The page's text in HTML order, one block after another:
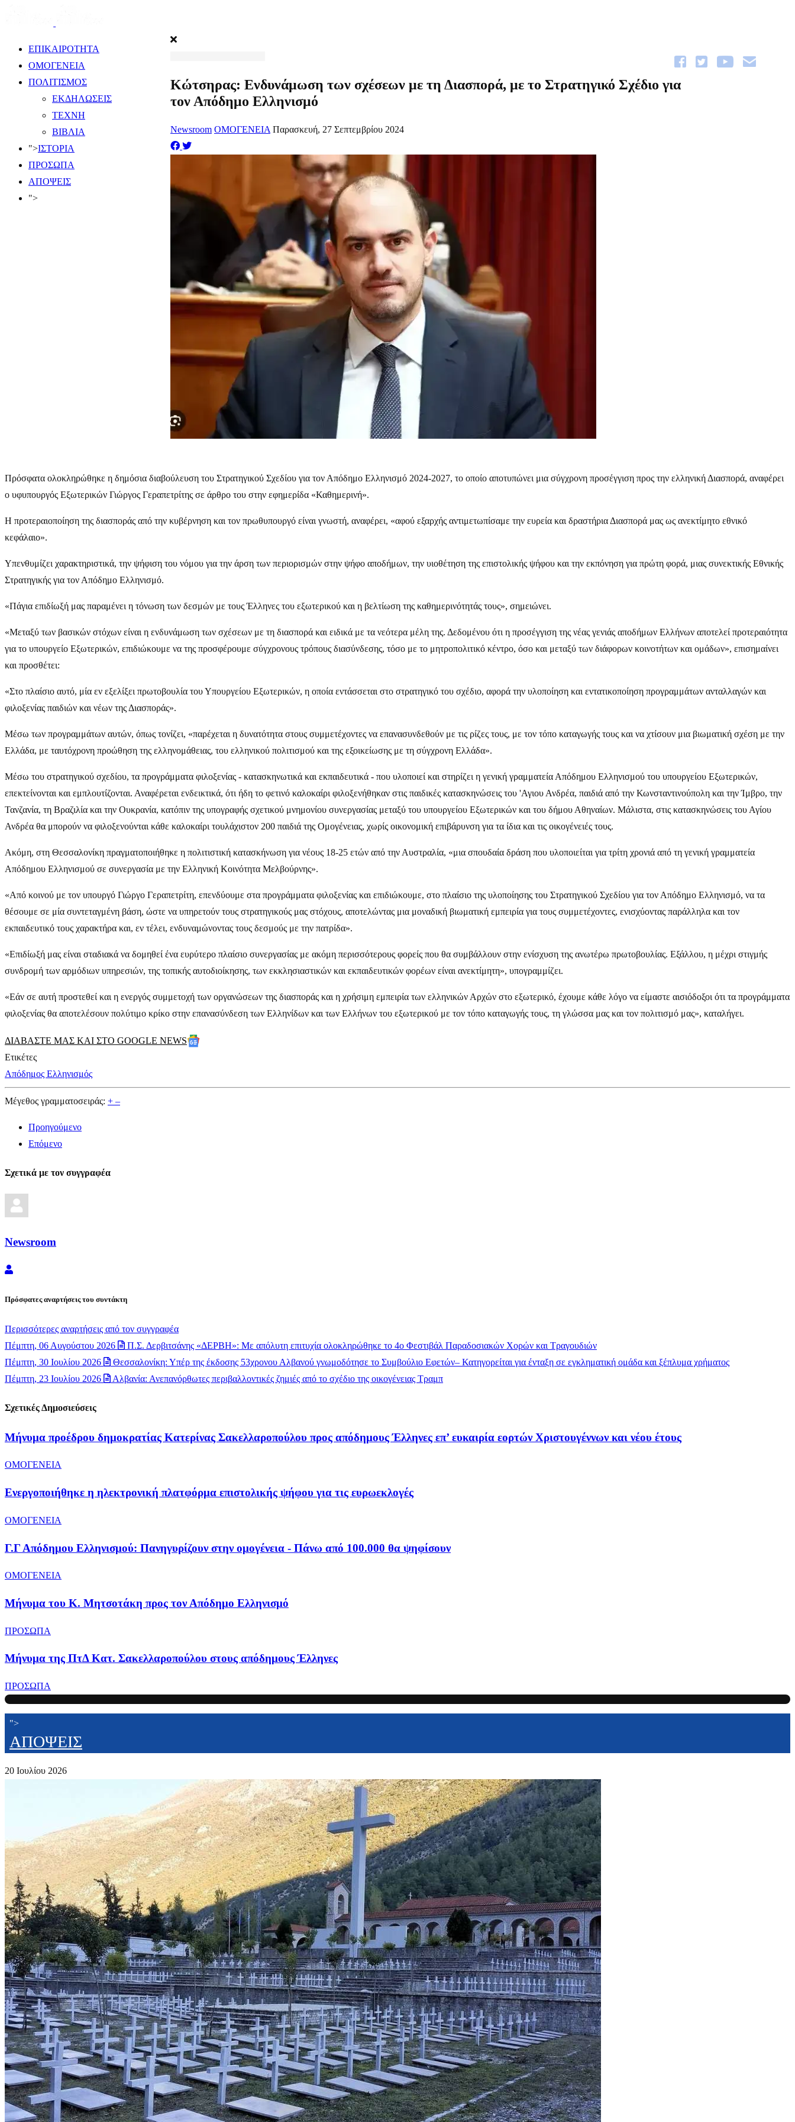
ΕΠΙΚΑΙΡΟΤΗΤΑ
ΟΜΟΓΕΝΕΙΑ
ΠΟΛΙΤΙΣΜΟΣ
ΕΚΔΗΛΩΣΕΙΣ
ΤΕΧΝΗ
ΒΙΒΛΙΑ
">ΙΣΤΟΡΙΑ
ΠΡΟΣΩΠΑ
ΑΠΟΨΕΙΣ
">
Κώτσηρας: Ενδυνάμωση των σχέσεων με τη Διασπορά, με το Στρατηγικό Σχέδιο για
τον Απόδημο Ελληνισμό
Newsroom ΟΜΟΓΕΝΕΙΑ Παρασκευή, 27 Σεπτεμβρίου 2024
Πρόσφατα ολοκληρώθηκε η δημόσια διαβούλευση του Στρατηγικού Σχεδίου για τον Απόδημο Ελληνισμό 2024-2027, το οποίο αποτυπώνει μια σύγχρονη προσέγγιση προς την ελληνική Διασπορά, αναφέρει
ο υφυπουργός Εξωτερικών Γιώργος Γεραπετρίτης σε άρθρο του στην εφημερίδα «Καθημερινή».
Η προτεραιοποίηση της διασποράς από την κυβέρνηση και τον πρωθυπουργό είναι γνωστή, αναφέρει, «αφού εξαρχής αντιμετωπίσαμε την ευρεία και δραστήρια Διασπορά μας ως ανεκτίμητο εθνικό
κεφάλαιο».
Υπενθυμίζει χαρακτηριστικά, την ψήφιση του νόμου για την άρση των περιορισμών στην ψήφο αποδήμων, την υιοθέτηση της επιστολικής ψήφου και την εκπόνηση για πρώτη φορά, μιας συνεκτικής Εθνικής
Στρατηγικής για τον Απόδημο Ελληνισμό.
«Πάγια επιδίωξή μας παραμένει η τόνωση των δεσμών με τους Έλληνες του εξωτερικού και η βελτίωση της καθημερινότητάς τους», σημειώνει.
«Μεταξύ των βασικών στόχων είναι η ενδυνάμωση των σχέσεων με τη διασπορά και ειδικά με τα νεότερα μέλη της. Δεδομένου ότι η προσέγγιση της νέας γενιάς αποδήμων Ελλήνων αποτελεί προτεραιότητα
για το υπουργείο Εξωτερικών, επιδιώκουμε να της προσφέρουμε σύγχρονους τρόπους διασύνδεσης, τόσο με το μητροπολιτικό κέντρο, όσο και μεταξύ των διάφορων κοινοτήτων και ομάδων», επισημαίνει
και προσθέτει:
«Στο πλαίσιο αυτό, μία εν εξελίξει πρωτοβουλία του Υπουργείου Εξωτερικών, η οποία εντάσσεται στο στρατηγικό του σχέδιο, αφορά την υλοποίηση και εντατικοποίηση προγραμμάτων ανταλλαγών και
φιλοξενίας παιδιών και νέων της Διασποράς».
Μέσω των προγραμμάτων αυτών, όπως τονίζει, «παρέχεται η δυνατότητα στους συμμετέχοντες να επανασυνδεθούν με τις ρίζες τους, με τον τόπο καταγωγής τους και να χτίσουν μια βιωματική σχέση με την
Ελλάδα, με ταυτόχρονη προώθηση της ελληνομάθειας, του ελληνικού πολιτισμού και της εξοικείωσης με τη σύγχρονη Ελλάδα».
Μέσω του στρατηγικού σχεδίου, τα προγράμματα φιλοξενίας - κατασκηνωτικά και εκπαιδευτικά - που υλοποιεί και στηρίζει η γενική γραμματεία Απόδημου Ελληνισμού του υπουργείου Εξωτερικών,
επεκτείνονται και εμπλουτίζονται. Αναφέρεται ενδεικτικά, ότι ήδη το φετινό καλοκαίρι φιλοξενήθηκαν στις παιδικές κατασκηνώσεις του 'Αγιου Ανδρέα, παιδιά από την Κωνσταντινούπολη και την Ίμβρο, την
Τανζανία, τη Βραζιλία και την Ουκρανία, κατόπιν της υπογραφής σχετικού μνημονίου συνεργασίας μεταξύ του υπουργείου Εξωτερικών και του δήμου Αθηναίων. Μάλιστα, στις κατασκηνώσεις του Αγίου
Ανδρέα θα μπορούν να φιλοξενούνται κάθε καλοκαίρι τουλάχιστον 200 παιδιά της Ομογένειας, χωρίς οικονομική επιβάρυνση για τα ίδια και τις οικογένειές τους.
Ακόμη, στη Θεσσαλονίκη πραγματοποιήθηκε η πολιτιστική κατασκήνωση για νέους 18-25 ετών από την Αυστραλία, «μια σπουδαία δράση που υλοποιείται για τρίτη χρονιά από τη γενική γραμματεία
Απόδημου Ελληνισμού σε συνεργασία με την Ελληνική Κοινότητα Μελβούρνης».
«Από κοινού με τον υπουργό Γιώργο Γεραπετρίτη, επενδύουμε στα προγράμματα φιλοξενίας και επιδιώκουμε, στο πλαίσιο της υλοποίησης του Στρατηγικού Σχεδίου για τον Απόδημο Ελληνισμό, να τα
θέσουμε σε μία συντεταγμένη βάση, ώστε να υπηρετούν τους στρατηγικούς μας στόχους, αποτελώντας μια μοναδική βιωματική εμπειρία για τους συμμετέχοντες, ενισχύοντας παράλληλα και τον
εκπαιδευτικό τους χαρακτήρα και, εν τέλει, ενδυναμώνοντας τους δεσμούς με την πατρίδα».
«Επιδίωξή μας είναι σταδιακά να δομηθεί ένα ευρύτερο πλαίσιο συνεργασίας με ακόμη περισσότερους φορείς που θα συμβάλλουν στην ενίσχυση της ανωτέρω πρωτοβουλίας. Εξάλλου, η μέχρι στιγμής
συνδρομή των αρμόδιων υπηρεσιών, της τοπικής αυτοδιοίκησης, των εκκλησιαστικών και εκπαιδευτικών φορέων είναι ανεκτίμητη», υπογραμμίζει.
«Εάν σε αυτή προστεθεί και η ενεργός συμμετοχή των οργανώσεων της διασποράς και η χρήσιμη εμπειρία των ελληνικών Αρχών στο εξωτερικό, έχουμε κάθε λόγο να είμαστε αισιόδοξοι ότι τα προγράμματα
φιλοξενίας θα αποτελέσουν πολύτιμο κρίκο στην επανασύνδεση των Ελληνίδων και των Ελλήνων του εξωτερικού με τον τόπο καταγωγής τους, τη γλώσσα μας και τον πολιτισμό μας», καταλήγει.
ΔΙΑΒΑΣΤΕ ΜΑΣ ΚΑΙ ΣΤΟ GOOGLE NEWS
Ετικέτες
Απόδημος Ελληνισμός
Μέγεθος γραμματοσειράς: + –
Προηγούμενο
Επόμενο
Σχετικά με τον συγγραφέα
Newsroom
Newsroom
Πρόσφατες αναρτήσεις του συντάκτη
Περισσότερες αναρτήσεις από τον συγγραφέα
Πέμπτη, 06 Αυγούστου 2026
Π.Σ. Δερβιτσάνης «ΔΕΡΒΗ»: Με απόλυτη επιτυχία ολοκληρώθηκε το 4ο Φεστιβάλ Παραδοσιακών Χορών και Τραγουδιών
Πέμπτη, 30 Ιουλίου 2026
Θεσσαλονίκη: Υπέρ της έκδοσης 53χρονου Αλβανού γνωμοδότησε το Συμβούλιο Εφετών– Κατηγορείται για ένταξη σε εγκληματική ομάδα και ξέπλυμα χρήματος
Πέμπτη, 23 Ιουλίου 2026
Αλβανία: Ανεπανόρθωτες περιβαλλοντικές ζημιές από το σχέδιο της οικογένειας Τραμπ
Σχετικές Δημοσιεύσεις
Μήνυμα προέδρου δημοκρατίας Κατερίνας Σακελλαροπούλου προς απόδημους Έλληνες επ’ ευκαιρία εορτών Χριστουγέννων και νέου έτους
ΟΜΟΓΕΝΕΙΑ
Ενεργοποιήθηκε η ηλεκτρονική πλατφόρμα επιστολικής ψήφου για τις ευρωεκλογές
ΟΜΟΓΕΝΕΙΑ
Γ.Γ Απόδημου Ελληνισμού: Πανηγυρίζουν στην ομογένεια - Πάνω από 100.000 θα ψηφίσουν
ΟΜΟΓΕΝΕΙΑ
Μήνυμα του Κ. Μητσοτάκη προς τον Απόδημο Ελληνισμό
ΠΡΟΣΩΠΑ
Μήνυμα της ΠτΔ Κατ. Σακελλαροπούλου στους απόδημους Έλληνες
ΠΡΟΣΩΠΑ
">
ΑΠΟΨΕΙΣ
20 Ιουλίου 2026